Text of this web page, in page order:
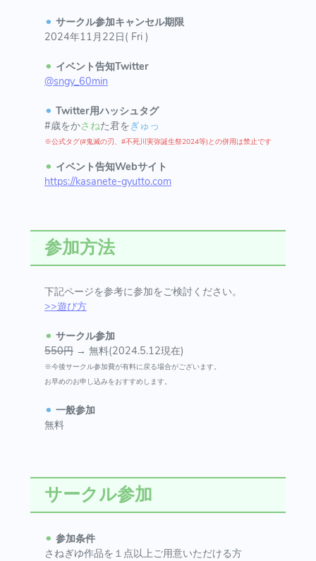
⚫︎ サークル参加キャンセル期限
2024年11月22日( Fri )
⚫︎ イベント告知Twitter
@sngy_60min
⚫︎ Twitter用ハッシュタグ
#歳をかさねた君をぎゅっ
※公式タグ(#鬼滅の刃、#不死川実弥誕生祭2024等)との併用は禁止です
⚫︎ イベント告知Webサイト
https://kasanete-gyutto.com
参加方法
下記ページを参考に参加をご検討ください。
>>遊び方
⚫︎ サークル参加
550円 → 無料(2024.5.12現在)
※今後サークル参加費が有料に戻る場合がございます。
お早めのお申し込みをおすすめします。
⚫︎ 一般参加
無料
サークル参加
⚫︎ 参加条件
さねぎゆ作品を１点以上ご用意いただける方